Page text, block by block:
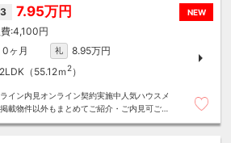
NEW
7.95万円
4,100円
0ヶ月 礼
8.95万円
2LDK（55.12ｍ 2）
イン内見オンライン契約実施中人気ハウスメ
載物件以外もまとめてご紹介・ご内見可ご予